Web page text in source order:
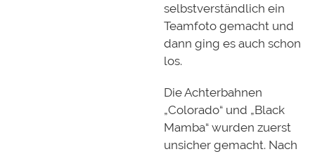
selbstverständlich ein
Teamfoto gemacht und
dann ging es auch schon
los.
Die Achterbahnen
„Colorado“ und „Black
Mamba“ wurden zuerst
unsicher gemacht. Nach